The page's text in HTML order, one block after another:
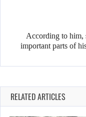
According to him,
important parts of
RELATED ARTICLES